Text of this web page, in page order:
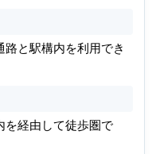
と駅構内を利用でき
を経由して徒歩圏で